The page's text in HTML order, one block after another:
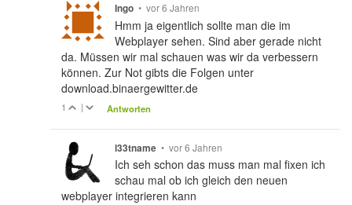
Ingo • vor 6 Jahren
Hmm ja eigentlich sollte man die im
Webplayer sehen. Sind aber gerade nicht
da. Müssen wir mal schauen was wir da verbessern
können. Zur Not gibts die Folgen unter
download.binaergewitter.de
1 | Antworten
l33tname • vor 6 Jahren
Ich seh schon das muss man mal fixen ich
schau mal ob ich gleich den neuen
webplayer integrieren kann